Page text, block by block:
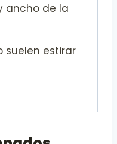
ancho de la
suelen estirar